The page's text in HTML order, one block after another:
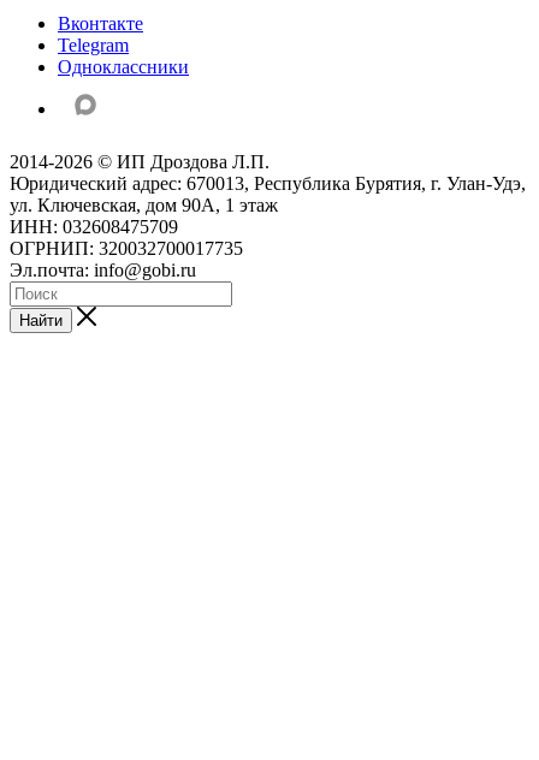
Вконтакте
Telegram
Одноклассники
2014-2026 © ИП Дроздова Л.П.
Юридический адрес: 670013, Республика Бурятия, г. Улан-Удэ,
ул. Ключевская, дом 90А, 1 этаж
ИНН: 032608475709
ОГРНИП: 320032700017735
Эл.почта: info@gobi.ru
Найти